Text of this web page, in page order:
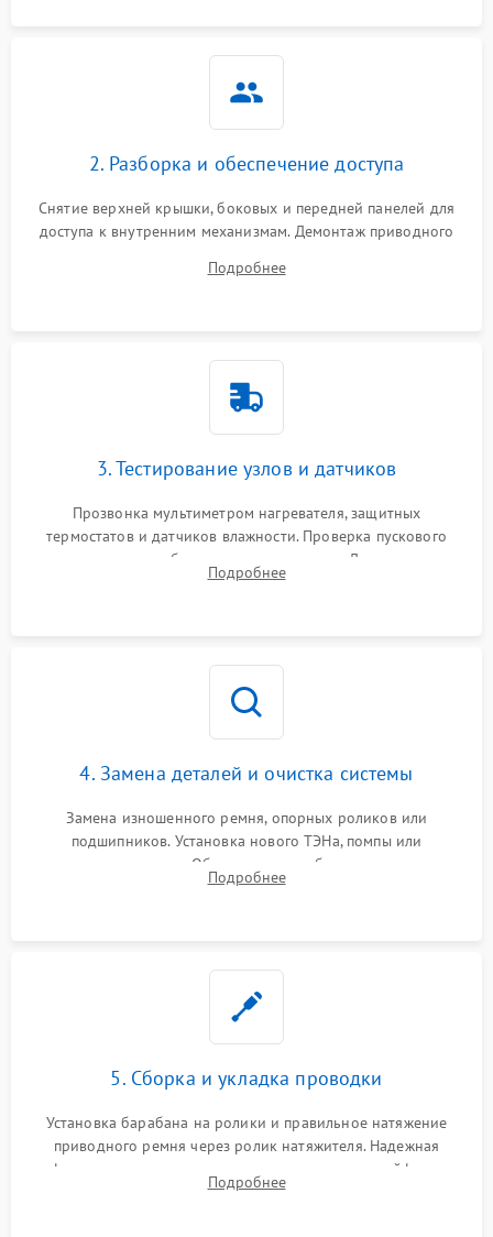
2. Разборка и обеспечение доступа
Снятие верхней крышки, боковых и передней панелей для
доступа к внутренним механизмам. Демонтаж приводного
Обеспечение свободного доступа к ТЭНу, компрессору,
Подробнее
3. Тестирование узлов и датчиков
Прозвонка мультиметром нагревателя, защитных
термостатов и датчиков влажности. Проверка пускового
конденсатора, обмоток мотора и помпы. Для машин с
тепловым насосом — диагностика работы компрессора и
Подробнее
4. Замена деталей и очистка системы
Замена изношенного ремня, опорных роликов или
подшипников. Установка нового ТЭНа, помпы или
термодатчиков. Обязательная глубокая очистка
конденсатора, крыльчатки вентилятора и воздуховодов от
Подробнее
5. Сборка и укладка проводки
Установка барабана на ролики и правильное натяжение
приводного ремня через ролик натяжителя. Надежная
фиксация всех узлов, подключение клемм и шлейфов к
модулю управления. Монтаж корпусных панелей, люка и
Подробнее